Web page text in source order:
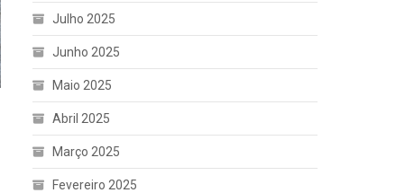
Julho 2025
Junho 2025
Maio 2025
Abril 2025
Março 2025
Fevereiro 2025